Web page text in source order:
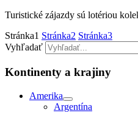
Turistické zájazdy sú lotériou
Stránka1 Stránka2 Stránka3
Vyhľadať
Kontinenty a krajiny
Amerika
Argentína